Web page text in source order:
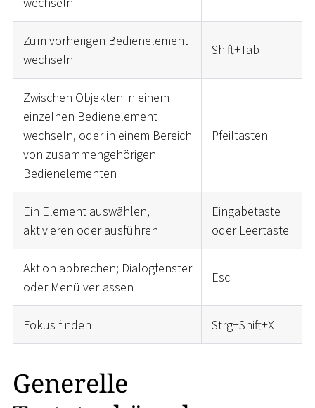
Zum vorherigen Bedienelement
wechseln
Shift+Tab
Zwischen Objekten in einem
einzelnen Bedienelement
wechseln, oder in einem Bereich
von zusammengehörigen
Bedienelementen
Pfeiltasten
Ein Element auswählen,
aktivieren oder ausführen
Eingabetaste
oder Leertaste
Aktion abbrechen; Dialogfenster
oder Menü verlassen
Esc
Fokus finden Strg+Shift+X
Generelle